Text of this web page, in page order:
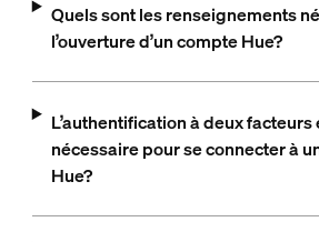
Quels sont les renseignements
l’ouverture d’un compte Hue?
L’authentification à deux
nécessaire pour se connecter à
Hue?